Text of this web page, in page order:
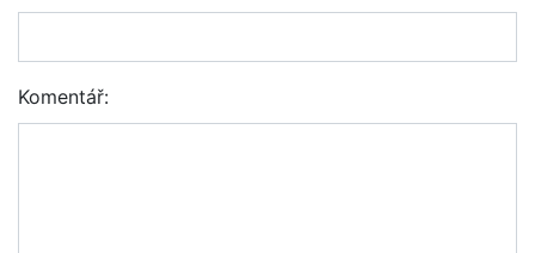
Komentář: